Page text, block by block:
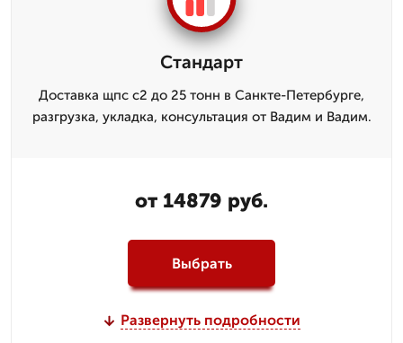
Стандарт
Доставка щпс с2 до 25 тонн в Санкте-Петербурге,
разгрузка, укладка, консультация от Вадим и Вадим.
от 14879 руб.
Выбрать
Развернуть подробности